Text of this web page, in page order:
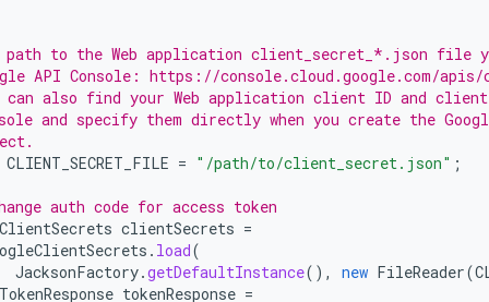
to the Web application client_secret_*.json file
API Console: https://console.cloud.google.com/
also find your Web application client ID and
and specify them directly when you create the
CLIENT_SECRET_FILE = "/path/to/client_secret.json" ;
auth code for access token
clientSecrets =
. load(
JacksonFactory.getDefaultInstance(), new FileReader(
tokenResponse =